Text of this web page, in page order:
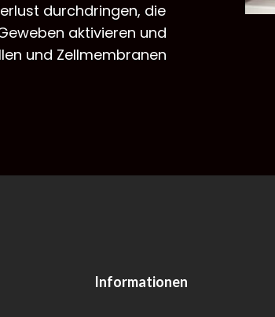
durchdringen, die
aktivieren und
und Zellmembranen
Informationen